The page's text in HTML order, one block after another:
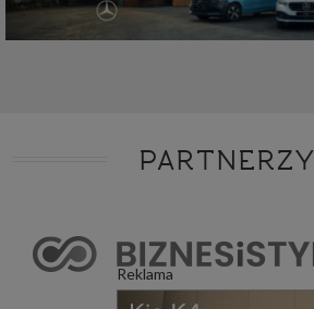
Reklama
PARTNERZY